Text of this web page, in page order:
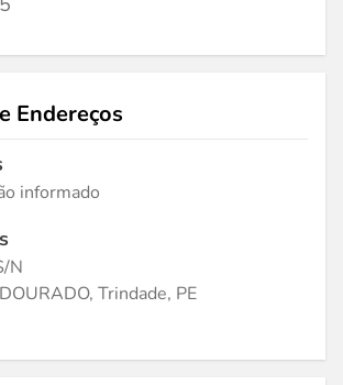
Endereços
informado
N
Trindade, PE